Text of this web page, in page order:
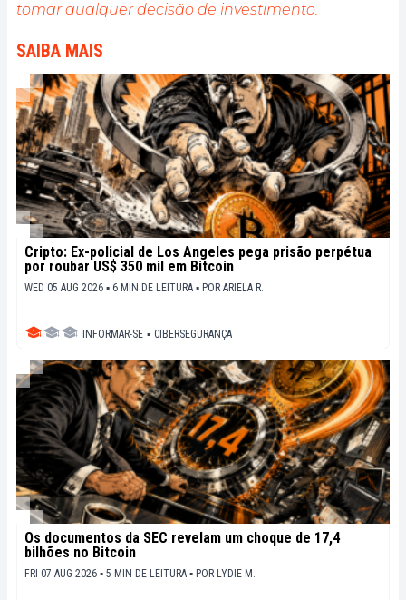
tomar qualquer decisão de investimento.
SAIBA MAIS
Cripto: Ex-policial de Los Angeles pega prisão perpétua
por roubar US$ 350 mil em Bitcoin
WED 05 AUG 2026 ▪ 6 MIN DE LEITURA ▪ POR ARIELA R.
INFORMAR-SE ▪ CIBERSEGURANÇA
Os documentos da SEC revelam um choque de 17,4
bilhões no Bitcoin
FRI 07 AUG 2026 ▪ 5 MIN DE LEITURA ▪ POR LYDIE M.